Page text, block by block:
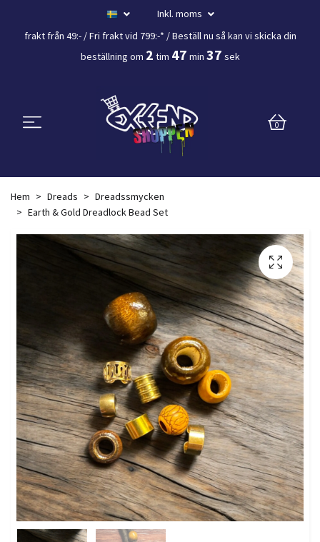
Inkl. moms
frakt från 49:- /Fri frakt vid 799:-* / Beställ nu så kan vi skicka din
beställning om 2 tim 47 min 37 sek
0
Hem Dreads
Dreadssmycken
Earth & Gold Dreadlock Bead Set